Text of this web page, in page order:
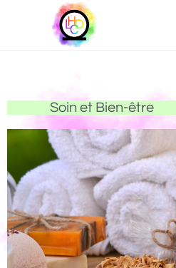
Soin et Bien-être